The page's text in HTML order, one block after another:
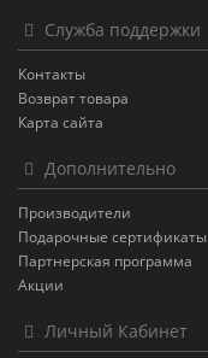
Служба поддержки
Контакты
Возврат товара
Карта сайта
Дополнительно
Производители
Подарочные сертификаты
Партнерская программа
Акции
Личный Кабинет